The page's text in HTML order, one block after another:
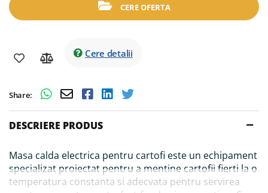
Sistem perforat care permite scurgerea uleiului din cartofi
CERE OFERTA
Cere detalii
Share:
DESCRIERE PRODUS
Masa calda electrica pentru cartofi este un echipament
specializat proiectat pentru a mentine cartofii fierti la o
temperatura constanta si adecvata pentru servirea